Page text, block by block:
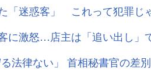
「迷惑客」 これって犯罪じ
に激怒…店主は「追い出し」
法律ない」 首相秘書官の差